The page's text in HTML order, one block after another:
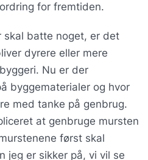
for fremtiden.
skal batte noget, er det
dyrere eller mere
Nu er der
byggematerialer og hvor
med tanke på genbrug.
at genbruge mursten
først skal
jeg er sikker på, vi vil se